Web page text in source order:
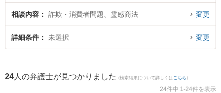
感商法のトラブルを今すぐに弁護士に相談したい』『霊感商法のトラブル解決
の実績豊富な近くの弁護士を検索したい』『初回相談無料で霊感商法を法律相
談できる大分県内の弁護士に相談予約したい』などでお困りの相談者さんにお
相談内容 詐欺・消費者問題、霊感商法 変更
詳細条件 未選択 変更
24 人の弁護士が見つかりました (検索結果について詳しくは こちら)
24件中 1-24件を表示